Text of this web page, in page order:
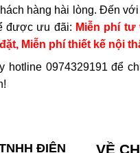
hàng hài lòng. Đến
được ưu đãi: Miễn phí tư
Miễn phí thiết kế nội
hotline 0974329191 để
ĐIỆN
VỀ